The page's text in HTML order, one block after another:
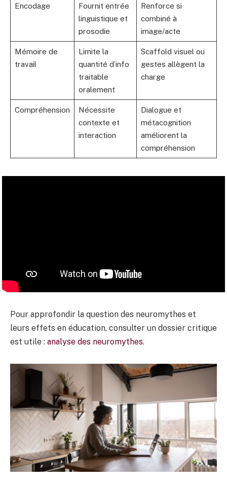
Encodage
Fournit entrée
linguistique et
prosodie
Renforce si
combiné à
image/acte
Mémoire de
travail
Limite la
quantité d’info
traitable
oralement
Scaffold visuel ou
gestes allègent la
charge
Compréhension
Nécessite
contexte et
interaction
Dialogue et
métacognition
améliorent la
compréhension
Pour approfondir la question des neuromythes et
leurs effets en éducation, consulter un dossier critique
est utile : analyse des neuromythes.